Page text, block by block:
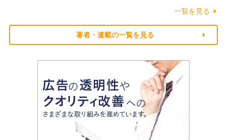
一覧を見る
著者・連載の一覧を見る